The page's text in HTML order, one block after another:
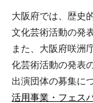
大阪府では、歴史
文化芸術活動の発
また、大阪府咲洲
化芸術活動の発表
出演団体の募集に
活用事業・フェス